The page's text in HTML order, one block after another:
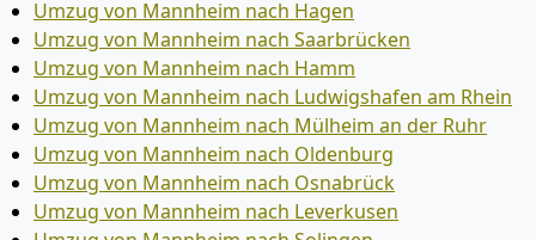
Umzug von Mannheim nach Hagen
Umzug von Mannheim nach Saarbrücken
Umzug von Mannheim nach Hamm
Umzug von Mannheim nach Ludwigshafen am Rhein
Umzug von Mannheim nach Mülheim an der Ruhr
Umzug von Mannheim nach Oldenburg
Umzug von Mannheim nach Osnabrück
Umzug von Mannheim nach Leverkusen